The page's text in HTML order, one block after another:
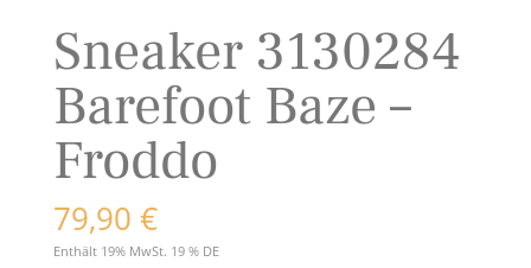
Sneaker 3130284
Barefoot Baze –
Froddo
79,90 €
Enthält 19% MwSt. 19 % DE